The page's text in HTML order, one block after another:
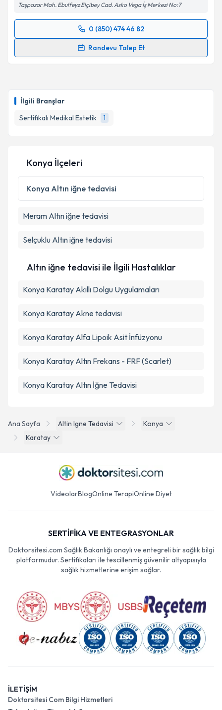
İlgili Branşlar
Sertifikalı Medikal Estetik
1
Kişisel verilerimin işlenmesine ilişkinAydınlatma
kapsamda işlenmesini kabul ediyorum.
Takvim Talebini Gönder
Taşpazar Mah. Ebulfeyz Elçibey Cad. Asko Vega İş Merkezi No:7
0 (850) 474 46 82
Randevu Talep Et
Randevu Takvimi Talebi
bilgilendireceğiz.
E-posta Adresiniz
Kişisel verilerimin işlenmesine ilişkin
Metni'ni okudum ve kişisel verilerimin belirtilen
kapsamda işlenmesini kabul ediyorum.
Takvim Talebini Gönder
Ana Sayfa Altin Igne Tedavisi
Konya
Karatay
Konya İlçeleri
Konya Altın iğne tedavisi
Meram Altın iğne tedavisi
Selçuklu Altın iğne tedavisi
Altın iğne tedavisi ile İlgili Hastalıklar
Konya Karatay Akıllı Dolgu Uygulamaları
Konya Karatay Akne tedavisi
Konya Karatay Alfa Lipoik Asit İnfüzyonu
Konya Karatay Altın Frekans - FRF (Scarlet)
Konya Karatay Altın İğne Tedavisi
VideolarBlogOnline TerapiOnline Diyet
SERTİFİKA VE ENTEGRASYONLAR
Doktorsitesi.com Sağlık Bakanlığı onaylı ve entegreli bir sağlık bilgi
platformudur. Sertifikaları ile tescillenmiş güvenilir altyapısıyla
sağlık hizmetlerine erişim sağlar.
İLETİŞİM
Doktorsitesi Com Bilgi Hizmetleri